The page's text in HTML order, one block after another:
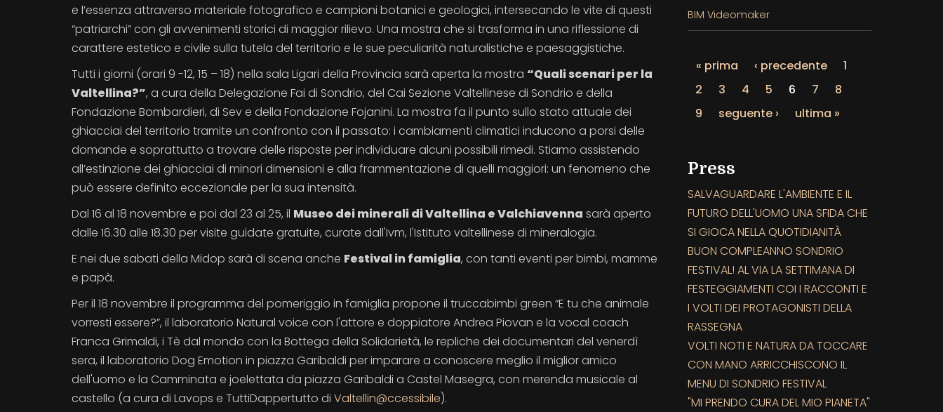
e l’essenza attraverso materiale fotografico e campioni botanici e geologici, intersecando le vite di questi
“patriarchi” con gli avvenimenti storici di maggior rilievo. Una mostra che si trasforma in una riflessione di
carattere estetico e civile sulla tutela del territorio e le sue peculiarità naturalistiche e paesaggistiche.
Tutti i giorni (orari 9 -12, 15 – 18) nella sala Ligari della Provincia sarà aperta la mostra “Quali scenari per la
Valtellina?”, a cura della Delegazione Fai di Sondrio, del Cai Sezione Valtellinese di Sondrio e della
Fondazione Bombardieri, di Sev e della Fondazione Fojanini. La mostra fa il punto sullo stato attuale dei
ghiacciai del territorio tramite un confronto con il passato: i cambiamenti climatici inducono a porsi delle
domande e soprattutto a trovare delle risposte per individuare alcuni possibili rimedi. Stiamo assistendo
all’estinzione dei ghiacciai di minori dimensioni e alla frammentazione di quelli maggiori: un fenomeno che
può essere definito eccezionale per la sua intensità.
Dal 16 al 18 novembre e poi dal 23 al 25, il Museo dei minerali di Valtellina e Valchiavenna sarà aperto
dalle 16.30 alle 18.30 per visite guidate gratuite, curate dall'Ivm, l'Istituto valtellinese di mineralogia.
E nei due sabati della Midop sarà di scena anche Festival in famiglia, con tanti eventi per bimbi, mamme
e papà.
Per il 18 novembre il programma del pomeriggio in famiglia propone il truccabimbi green “E tu che animale
vorresti essere?”, il laboratorio Natural voice con l'attore e doppiatore Andrea Piovan e la vocal coach
Franca Grimaldi, i Tè dal mondo con la Bottega della Solidarietà, le repliche dei documentari del venerdì
sera, il laboratorio Dog Emotion in piazza Garibaldi per imparare a conoscere meglio il miglior amico
dell'uomo e la Camminata e joelettata da piazza Garibaldi a Castel Masegra, con merenda musicale al
castello (a cura di Lavops e TuttiDappertutto di Valtellin@ccessibile).
BIM Videomaker
« prima ‹ precedente
1
2
3 4 5 6 7
8
9
seguente › ultima »
Press
SALVAGUARDARE L'AMBIENTE E IL
FUTURO DELL'UOMO UNA SFIDA CHE
SI GIOCA NELLA QUOTIDIANITÀ
BUON COMPLEANNO SONDRIO
FESTIVAL! AL VIA LA SETTIMANA DI
FESTEGGIAMENTI COI I RACCONTI E
I VOLTI DEI PROTAGONISTI DELLA
RASSEGNA
VOLTI NOTI E NATURA DA TOCCARE
CON MANO ARRICCHISCONO IL
MENU DI SONDRIO FESTIVAL
"MI PRENDO CURA DEL MIO PIANETA"